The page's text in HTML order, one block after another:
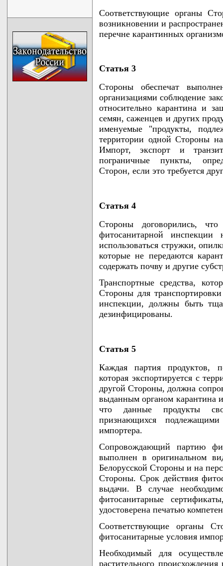
Соответствующие органы
возникновении и
перечне карантинных
Статья 3
Стороны обеспечат
организациями соблюдение
относительно карантина и
семян, саженцев и других
именуемые "продукты,
территории одной Стороны
Импорт, экспорт и
пограничные пункты,
Сторон, если это требуется
Статья 4
Стороны договорились,
фитосанитарной
использоваться стружки,
которые не передаются
содержать почву и другие
Транспортные средства,
Стороны для
инспекции, должны быть
дезинфицированы.
Статья 5
Каждая партия продуктов,
которая экспортируется с
другой Стороны, должна
выданным органом карантина
что данные продукты
признающихся
импортера.
Сопровождающий партию
выполнен в оригинальном
Белорусской Стороны и на
Стороны. Срок действия
выдачи. В случае
фитосанитарные
удостоверена печатью
Соответствующие органы
фитосанитарные условия
Необходимый для
растительного